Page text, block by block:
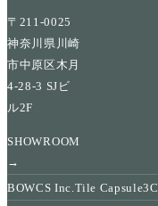
〒211-0025
神奈川県川崎
市中原区木月
4-28-3 SJビ
ル2F
SHOWROOM
→
BOWCS Inc.Tile Capsule3C